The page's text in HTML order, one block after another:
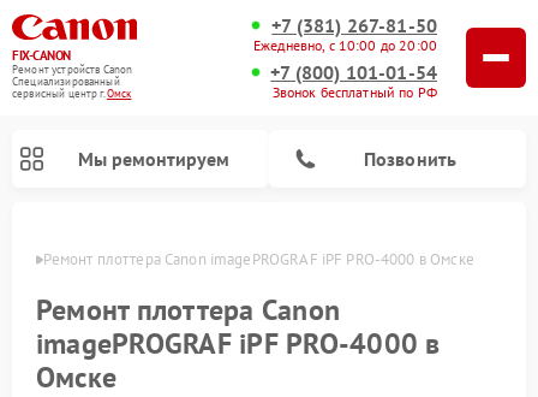
FIX-CANON
Ремонт устройств Canon
Специализированный
cервисный центр г.Омск
+7 (381) 267-81-50
Ежедневно, с 10:00 до 20:00
+7 (800) 101-01-54
Звонок бесплатный по РФ
Мы ремонтируем Позвонить
Ремонт плоттера Canon imagePROGRAF iPF PRO-4000 в Омске
Ремонт плоттера Canon
imagePROGRAF iPF PRO-4000 в
Омске